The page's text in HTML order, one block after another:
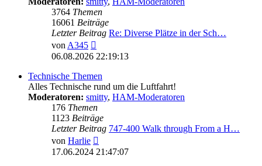
3764 Themen
16061 Beiträge
Letzter Beitrag Re: Diverse Plätze in der Sch…
vonA345
Beitrag
06.08.2026 22:19:13
Technische Themen
Alles Technische rund um die Luftfahrt!
Moderatoren: smitty, HAM-Moderatoren
176 Themen
1123 Beiträge
Letzter Beitrag 747-400 Walk through From a H…
von Harlie
Beitrag
17.06.2024 21:47:07